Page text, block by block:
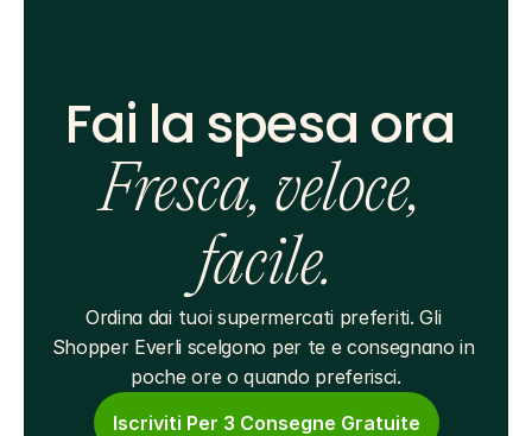
Fai la spesa ora
Fresca, veloce,
facile.
Ordina dai tuoi supermercati preferiti. Gli
Shopper Everli scelgono per te e consegnano in
poche ore o quando preferisci.
Iscriviti Per 3 Consegne Gratuite